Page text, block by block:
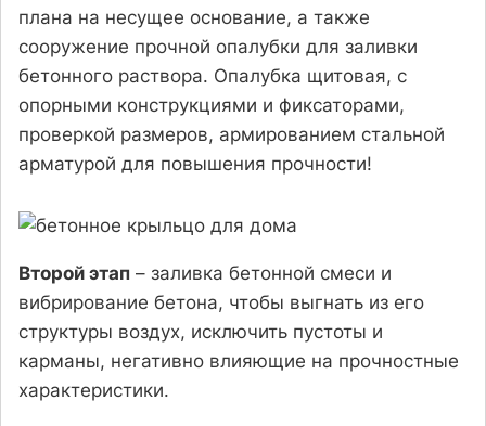
плана на несущее основание, а также
сооружение прочной опалубки для заливки
бетонного раствора. Опалубка щитовая, с
опорными конструкциями и фиксаторами,
проверкой размеров, армированием стальной
арматурой для повышения прочности!
Второй этап – заливка бетонной смеси и
вибрирование бетона, чтобы выгнать из его
структуры воздух, исключить пустоты и
карманы, негативно влияющие на прочностные
характеристики.